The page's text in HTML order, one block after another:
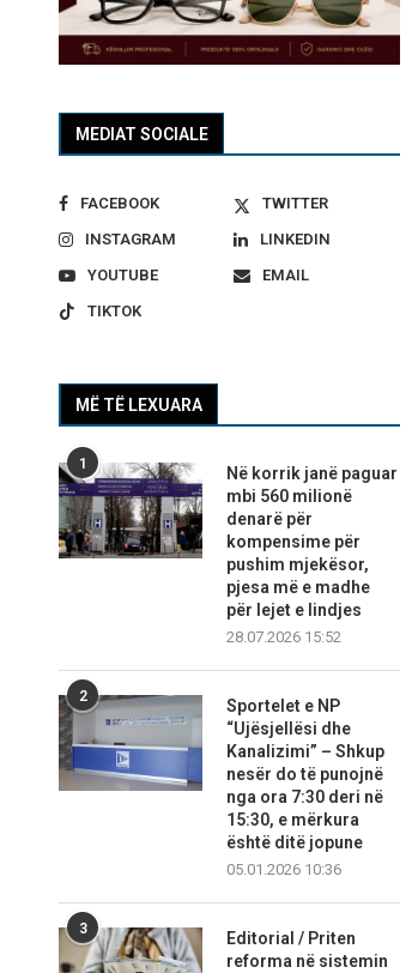
MEDIAT SOCIALE
FACEBOOK
TWITTER
INSTAGRAM
LINKEDIN
YOUTUBE
EMAIL
TIKTOK
MË TË LEXUARA
1
Në korrik janë paguar
mbi 560 milionë
denarë për
kompensime për
pushim mjekësor,
pjesa më e madhe
për lejet e lindjes
28.07.2026 15:52
2
Sportelet e NP
“Ujësjellësi dhe
Kanalizimi” – Shkup
nesër do të punojnë
nga ora 7:30 deri në
15:30, e mërkura
është ditë jopune
05.01.2026 10:36
3
Editorial / Priten
reforma në sistemin